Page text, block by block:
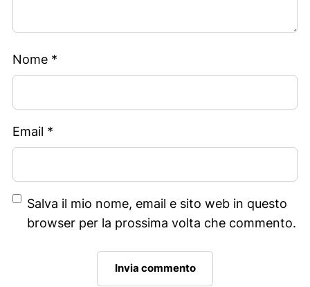
Nome *
Email *
Salva il mio nome, email e sito web in questo
browser per la prossima volta che commento.